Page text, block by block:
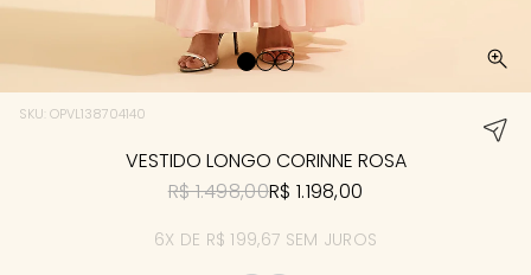
SKU: OPVL138704140
VESTIDO LONGO CORINNE ROSA
R$ 1.498,00R$ 1.198,00
6X DE R$ 199,67 SEM JUROS